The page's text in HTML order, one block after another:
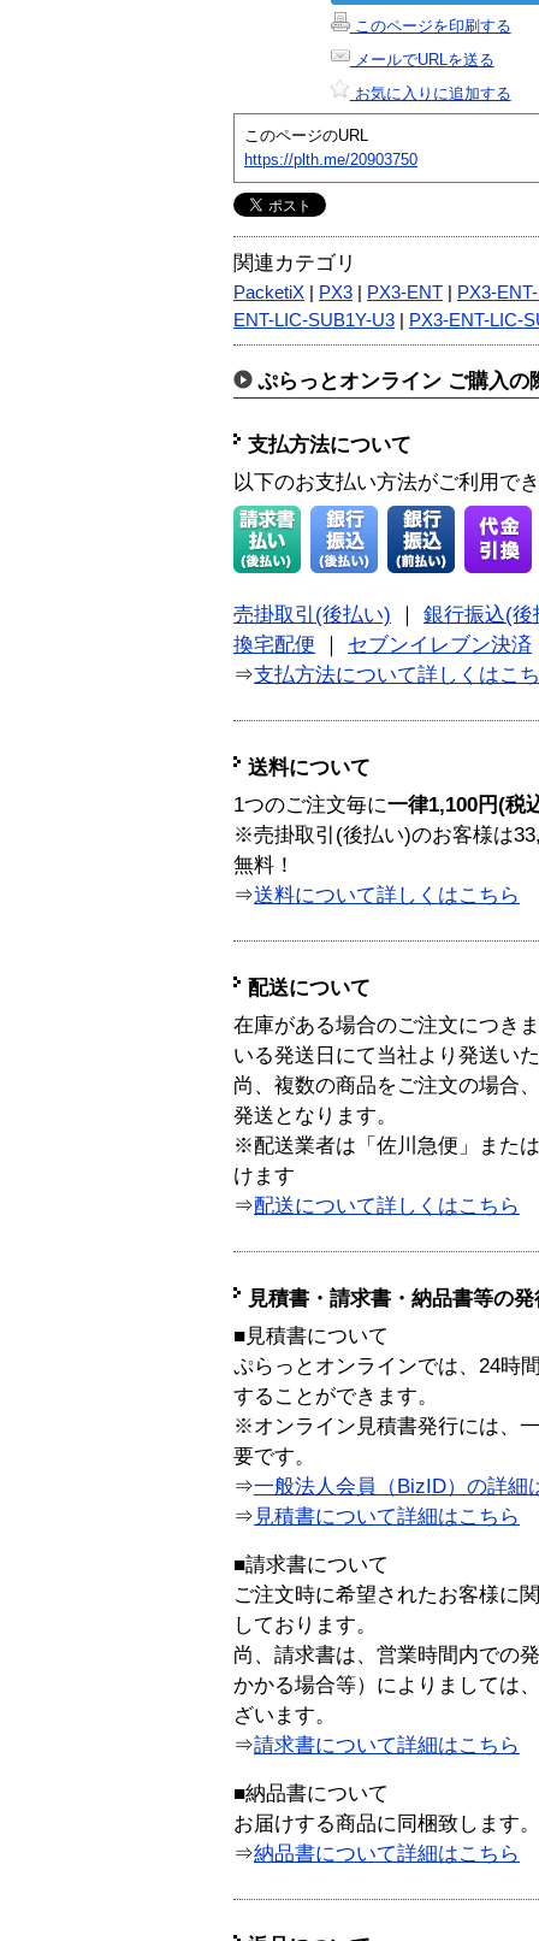
このページを印刷する
メールでURLを送る
お気に入りに追加する
このページのURL
https://plth.me/20903750
関連カテゴリ
PacketiX PX3 PX3-ENT
PX3-
ENT-LIC-SUB1Y-U3
PX3-ENT-LIC-
ぷらっとオンライン ご購入の
支払方法について
以下のお支払い方法がご利用で
売掛取引(後払い) ｜ 銀行振込(後
換宅配便 ｜ セブンイレブン決済
⇒支払方法について詳しくはこ
送料について
1つのご注文毎に一律1,100円(税
※売掛取引(後払い)のお客様は
無料！
⇒送料について詳しくはこちら
配送について
在庫がある場合のご注文につき
いる発送日にて当社より発送い
尚、複数の商品をご注文の場合
発送となります。
※配送業者は「佐川急便」また
けます
⇒配送について詳しくはこちら
見積書・請求書・納品書等の
■見積書について
ぷらっとオンラインでは、24時
することができます。
※オンライン見積書発行には、
要です。
⇒一般法人会員（BizID）の詳細
⇒ 見積書について詳細はこちら
■請求書について
ご注文時に希望されたお客様に
しております。
尚、請求書は、営業時間内での
かかる場合等）によりましては
ざいます。
⇒請求書について詳細はこちら
■納品書について
お届けする商品に同梱致します。
⇒納品書について詳細はこちら